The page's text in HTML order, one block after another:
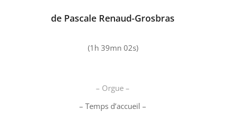
de Pascale Renaud-Grosbras
(1h 39mn 02s)
– Orgue –
– Temps d’accueil –